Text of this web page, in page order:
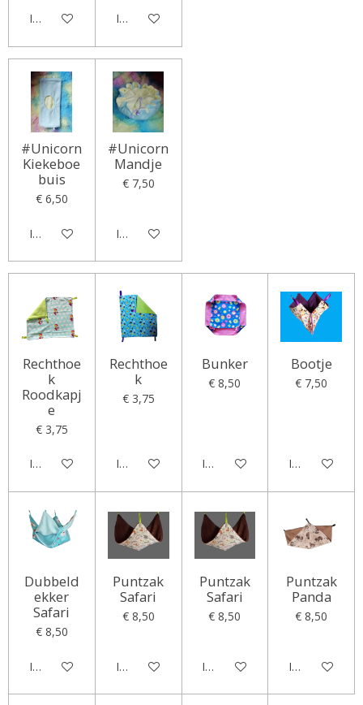
In winkelwagen In winkelwagen
#Unicorn
Kiekeboe
buis
€ 6,50
In winkelwagen
#Unicorn
Mandje
€ 7,50
In winkelwagen
Rechthoe
k
Roodkapj
e
€ 3,75
In winkelwagen
Rechthoe
k
€ 3,75
In winkelwagen
Bunker
€ 8,50
In winkelwagen
Bootje
€ 7,50
In
Dubbeld
ekker
Safari
€ 8,50
In winkelwagen
Puntzak
Safari
€ 8,50
In winkelwagen
Puntzak
Safari
€ 8,50
In winkelwagen
Puntzak
Panda
€ 8,50
In